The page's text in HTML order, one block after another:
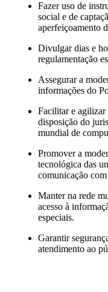
Fazer uso de
social e de
aperfeiçoamento
Divulgar dias e
regulamentação
Assegurar a
informações do
Facilitar e agilizar
disposição do
mundial de
Promover a
tecnológica das
comunicação
Manter na rede
acesso à
especiais.
Garantir
atendimento ao